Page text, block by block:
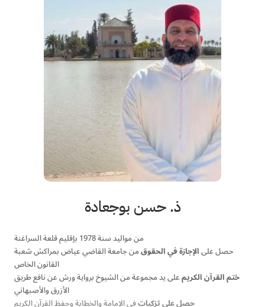
ذ. حسن بوجعادة
من مواليد سنة 1978 بإقليم قلعة السراغنة
حصل علىالإجازة في الحقوقمن جامعة القاضي عياض بمراكش شعبة
القانون الخاص
ختم القرآن الكريمعلى يد مجموعة من الشيوخ برواية ورش عن نافع طريق
الأزرق والأصبهاني
حصل على تزكياتفي الإمامة والخطابة وحفظ القرآن الكريم